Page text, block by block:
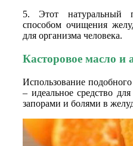
5. Этот натуральный
способом очищения
для организма человека.
Касторовое масло и
Использование
– идеальное средство
запорами и болями в